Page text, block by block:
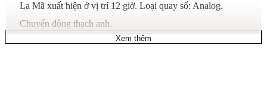
La Mã xuất hiện ở vị trí 12 giờ. Loại quay số: Analog.
Chuyển động thạch anh.
Tinh thể khoáng chống trầy xước.
Xem thêm